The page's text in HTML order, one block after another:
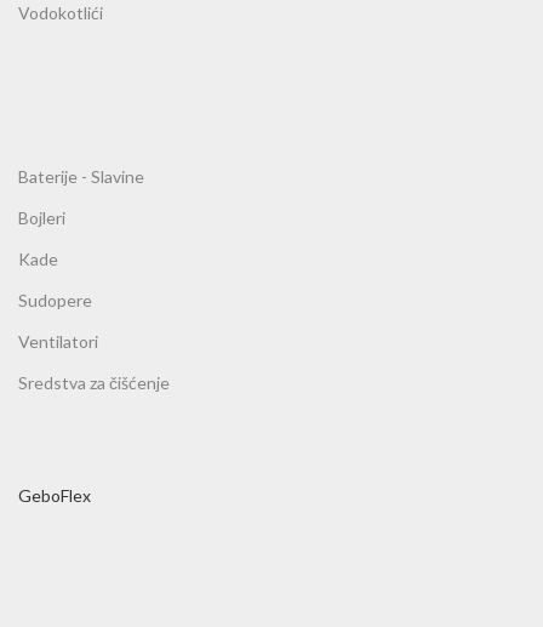
Vodokotlići
Baterije - Slavine
Bojleri
Kade
Sudopere
Ventilatori
Sredstva za čišćenje
GeboFlex